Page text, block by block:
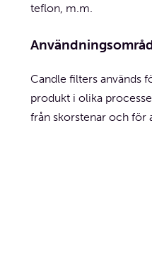
teflon, m.m.
Candle filters används
produkt i olika
från skorstenar och för